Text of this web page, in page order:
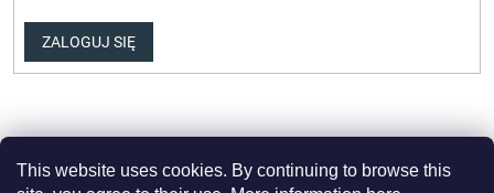
This website uses cookies. By continuing to browse this
ZALOGUJ SIĘ